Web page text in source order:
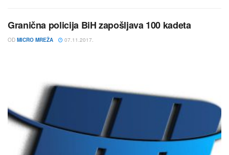
Granična policija BiH zapošljava 100 kadeta
OD MICRO MREŽA 07.11.2017.